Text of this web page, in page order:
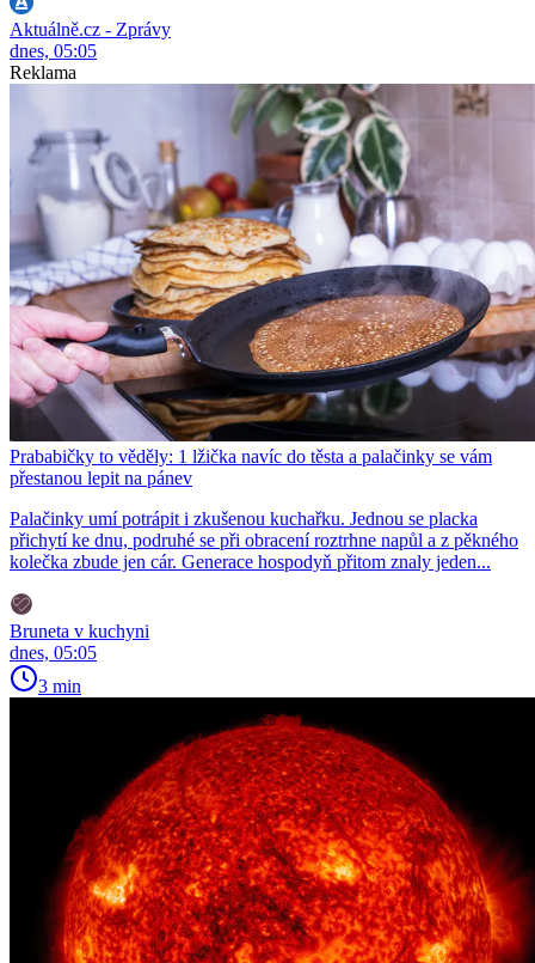
Aktuálně.cz - Zprávy
dnes, 05:05
Reklama
Prababičky to věděly: 1 lžička navíc do těsta a palačinky se vám
přestanou lepit na pánev
Palačinky umí potrápit i zkušenou kuchařku. Jednou se placka
přichytí ke dnu, podruhé se při obracení roztrhne napůl a z pěkného
kolečka zbude jen cár. Generace hospodyň přitom znaly jeden...
Bruneta v kuchyni
dnes, 05:05
3 min